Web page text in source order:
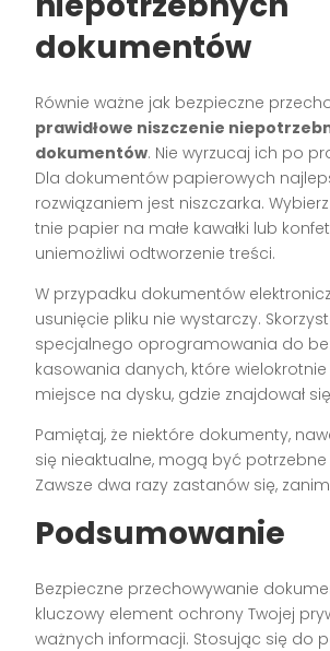
dokumentów
Równie ważne jak bezpieczne
prawidłowe niszczenie
dokumentów. Nie wyrzucaj ich po
Dla dokumentów papierowych
rozwiązaniem jest niszczarka.
tnie papier na małe kawałki lub
uniemożliwi odtworzenie treści.
W przypadku dokumentów
usunięcie pliku nie wystarczy.
specjalnego oprogramowania do
kasowania danych, które
miejsce na dysku, gdzie znajdował
Pamiętaj, że niektóre dokumenty,
się nieaktualne, mogą być potrzebne
Zawsze dwa razy zastanów się,
Podsumowanie
Bezpieczne przechowywanie
kluczowy element ochrony Twojej
ważnych informacji. Stosując się do